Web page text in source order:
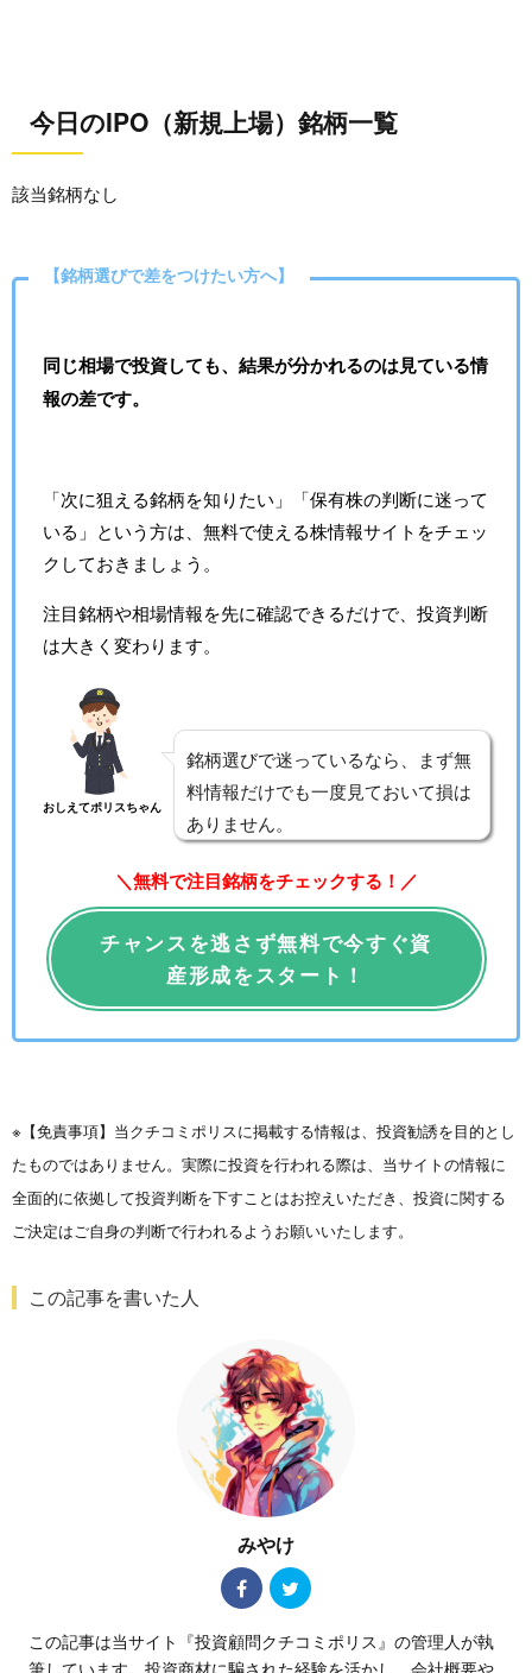
今日のIPO（新規上場）銘柄一覧
該当銘柄なし
【銘柄選びで差をつけたい方へ】
同じ相場で投資しても、結果が分かれるのは見ている情
報の差です。
「次に狙える銘柄を知りたい」「保有株の判断に迷って
いる」という方は、無料で使える株情報サイトをチェッ
クしておきましょう。
注目銘柄や相場情報を先に確認できるだけで、投資判断
は大きく変わります。
おしえてポリスちゃん
銘柄選びで迷っているなら、まず無
料情報だけでも一度見ておいて損は
ありません。
＼無料で注目銘柄をチェックする！／
チャンスを逃さず無料で今すぐ資
産形成をスタート！
※【免責事項】当クチコミポリスに掲載する情報は、投資勧誘を目的とし
たものではありません。実際に投資を行われる際は、当サイトの情報に
全面的に依拠して投資判断を下すことはお控えいただき、投資に関する
ご決定はご自身の判断で行われるようお願いいたします。
この記事を書いた人
みやけ
この記事は当サイト『投資顧問クチコミポリス』の管理人が執
筆しています。投資商材に騙された経験を活かし、会社概要や